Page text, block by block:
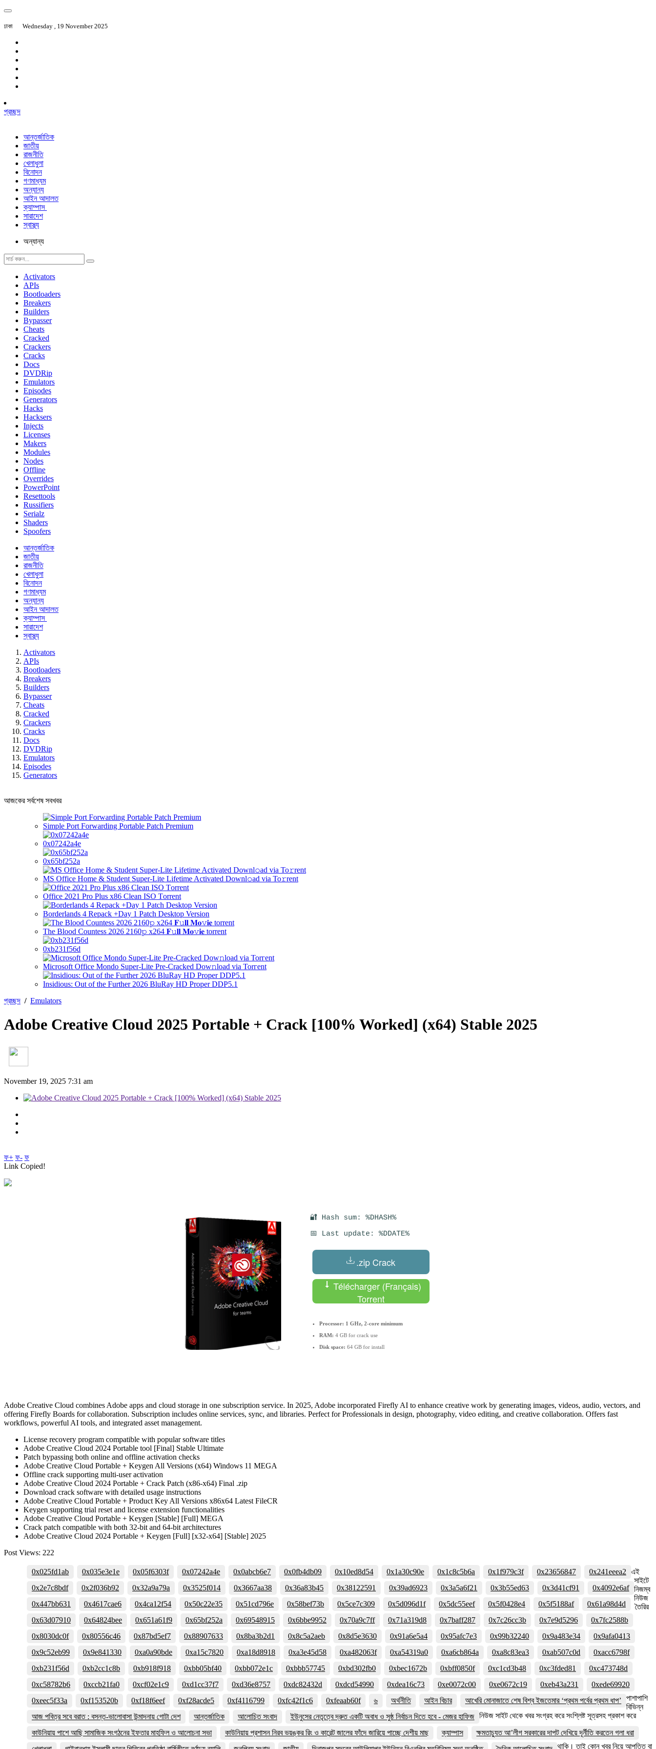
ঢাকা Wednesday , 19 November 2025
প্রচ্ছদ
আন্তর্জাতিক
জাতীয়
রাজনীতি
খেলাধুলা
বিনোদন
গণমাধ্যম
অন্যান্য
আইন আদালত
ক্যাম্পাস
সারাদেশ
স্বাস্থ্য
অন্যান্য
Activators
APIs
Bootloaders
Breakers
Builders
Bypasser
Cheats
Cracked
Crackers
Cracks
Docs
DVDRip
Emulators
Episodes
Generators
Hacks
Hacksers
Injects
Licenses
Makers
Modules
Nodes
Offline
Overrides
PowerPoint
Resettools
Russifiers
Serialz
Shaders
Spoofers
আন্তর্জাতিক
জাতীয়
রাজনীতি
খেলাধুলা
বিনোদন
গণমাধ্যম
অন্যান্য
আইন আদালত
ক্যাম্পাস
সারাদেশ
স্বাস্থ্য
Activators
APIs
Bootloaders
Breakers
Builders
Bypasser
Cheats
Cracked
Crackers
Cracks
Docs
DVDRip
Emulators
Episodes
Generators
আজকের সর্বশেষ সবখবর
Simple Port Forwarding Portable Patch Premium
0x07242a4e
0x65bf252a
MS Office Home & Student Super-Lite Lifetime Activated Downl𝚘ad via To𝚛rent
Office 2021 Pro Plus x86 Clean ISO Tоrrеnt
Borderlands 4 Repack +Day 1 Patch Desktop Version
The Blood Countess 2026 2160𝚙 x264 𝐅𝚞𝐥𝐥 𝐌𝐨𝚟𝐢𝐞 torrent
0xb231f56d
Microsoft Office Mondo Super-Lite Pre-Cracked Dow𝚗load via Torгent
Insidious: Out of the Further 2026 BluRay HD Proper DDP5.1
প্রচ্ছদ / Emulators
Adobe Creative Cloud 2025 Portable + Crack [100% Worked] (x64) Stable 2025
November 19, 2025 7:31 am
ফ+ ফ- ফ
Link Copied!
🔐 Hash sum: %DHASH%
📅 Last update: %DDATE%
.zip Crack
Télécharger (Français)
Torrent
Processor: 1 GHz, 2-core minimum
RAM: 4 GB for crack use
Disk space: 64 GB for install
Adobe Creative Cloud combines Adobe apps and cloud storage in one subscription service. In 2025, Adobe incorporated Firefly AI to enhance creative work by generating images, videos, audio, vectors, and
offering Firefly Boards for collaboration. Subscription includes online services, sync, and libraries. Perfect for Professionals in design, photography, video editing, and creative collaboration. Offers fast
workflows, powerful AI tools, and integrated asset management.
License recovery program compatible with popular software titles
Adobe Creative Cloud 2024 Portable tool [Final] Stable Ultimate
Patch bypassing both online and offline activation checks
Adobe Creative Cloud Portable + Keygen All Versions (x64) Windows 11 MEGA
Offline crack supporting multi-user activation
Adobe Creative Cloud 2024 Portable + Crack Patch (x86-x64) Final .zip
Download crack software with detailed usage instructions
Adobe Creative Cloud Portable + Product Key All Versions x86x64 Latest FileCR
Keygen supporting trial reset and license extension functionalities
Adobe Creative Cloud Portable + Keygen [Stable] [Full] MEGA
Crack patch compatible with both 32-bit and 64-bit architectures
Adobe Creative Cloud 2024 Portable + Keygen [Full] [x32-x64] [Stable] 2025
Post Views: 222
0x025fd1ab 0x035e3e1e 0x05f6303f 0x07242a4e 0x0abcb6e7 0x0fb4db09 0x10ed8d54 0x1a30c90e 0x1c8c5b6a 0x1f979c3f 0x23656847
0x241eeea2
0x2e7c8bdf
0x2f036b92 0x32a9a79a 0x3525f014 0x3667aa38 0x36a83b45 0x38122591 0x39ad6923 0x3a5a6f21 0x3b55ed63 0x3d41cf91
0x4092e6af
0x447bb631
0x4617cae6 0x4ca12f54 0x50c22e35 0x51cd796e 0x58bef73b 0x5ce7c309 0x5d096d1f 0x5dc55eef 0x5f0428e4 0x5f5188af
0x61a98d4d
0x63d07910
0x64824bee 0x651a61f9 0x65bf252a 0x69548915 0x6bbe9952 0x70a9c7ff 0x71a319d8 0x7baff287 0x7c26cc3b 0x7e9d5296
0x7fc2588b
0x8030dc0f
0x80556c46 0x87bd5ef7 0x88907633 0x8ba3b2d1 0x8c5a2aeb 0x8d5e3630 0x91a6e5a4 0x95afc7e3 0x99b32240 0x9a483e34
0x9afa0413
0x9c52eb99
0x9e841330 0xa0a90bde 0xa15c7820 0xa18d8918 0xa3e45d58 0xa482063f 0xa54319a0 0xa6cb864a 0xa8c83ea3 0xab507c0d
0xacc6798f
0xb231f56d
0xb2cc1c8b 0xb918f918 0xbb05bf40 0xbb072e1c 0xbbb57745 0xbd302fb0 0xbec1672b 0xbff0850f 0xc1cd3b48 0xc3fded81
0xc473748d
0xc58782b6
0xccb21fa0 0xcf02e1c9 0xd1cc37f7 0xd36e8757 0xdc82432d 0xdcd54990 0xdea16c73 0xe0072c00 0xe0672c19 0xeb43a231
0xede69920
0xeec5f33a
0xf153520b 0xf18f6eef 0xf28acde5 0xf4116799 0xfc42f1c6 0xfeaab60f ৬ অর্থনীতি আইন বিচার
আখেরি মোনাজাতে শেষ বিশ্ব ইজতেমার ‘প্রথম পর্বের প্রথম ধাপ’
আজ পবিত্র সবে বরাত : বসন্ত-ভালোবাসা উন্মাদনায় গোটা দেশ
আন্তর্জাতিক আলোচিত সংবাদ
ইউনুসের নেতৃত্বে দ্রুত একটি অবাধ ও সুষ্ঠ নির্বাচন দিতে হবে - মেজর হাফিজ
কাউনিয়ায় পাশে আছি সামাজিক সংগঠনের ইফতার মাহফিল ও আলোচনা সভা
কাউনিয়ায় প্রশাসন নিরব ভয়ঙ্কর রিং ও কারেন্ট জালের ফাঁদে জারিয়ে পাচ্ছে দেশীয় মাছ ক্যাম্পাস
ক্ষমতাচ্যুত আ’লীগ সরকারের দাপট দেখিয়ে দূর্নীতি করতেন গলা ধরা
এই
সাইটে
নিজম্ব
নিউজ
তৈরির
পাশাপাশি
বিভিন্ন
নিউজ সাইট থেকে খবর সংগ্রহ করে সংশ্লিষ্ট সূত্রসহ প্রকাশ করে
থাকি। তাই কোন খবর নিয়ে আপত্তি বা